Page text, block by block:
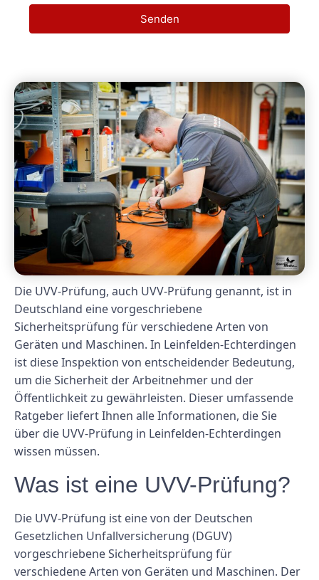
Senden
Die UVV-Prüfung, auch UVV-Prüfung genannt, ist in
Deutschland eine vorgeschriebene
Sicherheitsprüfung für verschiedene Arten von
Geräten und Maschinen. In Leinfelden-Echterdingen
ist diese Inspektion von entscheidender Bedeutung,
um die Sicherheit der Arbeitnehmer und der
Öffentlichkeit zu gewährleisten. Dieser umfassende
Ratgeber liefert Ihnen alle Informationen, die Sie
über die UVV-Prüfung in Leinfelden-Echterdingen
wissen müssen.
Was ist eine UVV-Prüfung?
Die UVV-Prüfung ist eine von der Deutschen
Gesetzlichen Unfallversicherung (DGUV)
vorgeschriebene Sicherheitsprüfung für
verschiedene Arten von Geräten und Maschinen. Der